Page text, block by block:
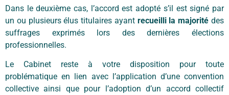
Dans le deuxième cas, l’accord est adopté s’il est signé par
un ou plusieurs élus titulaires ayant recueilli la majorité des
suffrages exprimés lors des dernières élections
professionnelles.
Le Cabinet reste à votre disposition pour toute
problématique en lien avec l’application d’une convention
collective ainsi que pour l’adoption d’un accord collectif